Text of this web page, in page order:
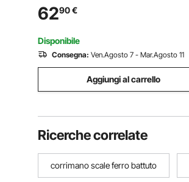
Battuto Colore Nero
6290€
Disponibile
Consegna: Ven.Agosto 7 - Mar.Agosto 11
Aggiungi al carrello
Ricerche correlate
corrimano scale ferro battuto